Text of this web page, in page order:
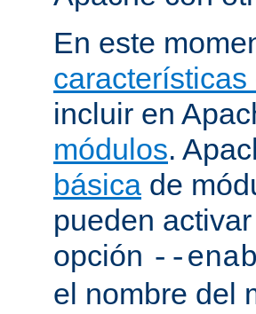
En este
incluir en
módulos.
básica de
pueden
opción --
el nombre del